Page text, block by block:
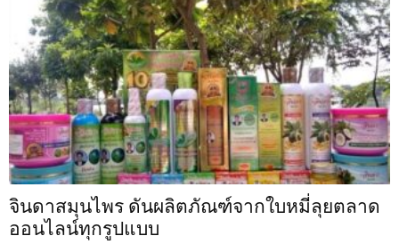
จินดาสมุนไพร ดันผลิตภัณฑ์จากใบหมี่ลุยตลาด
ออนไลน์ทุกรูปแบบ